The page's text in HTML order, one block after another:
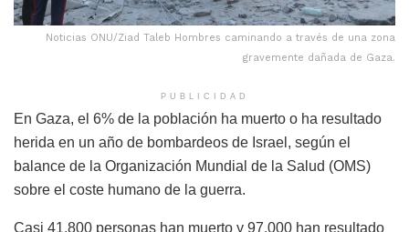
Noticias ONU/Ziad Taleb Hombres caminando a través de una zona
gravemente dañada de Gaza.
PUBLICIDAD
En Gaza, el 6% de la población ha muerto o ha resultado
herida en un año de bombardeos de Israel, según el
balance de la Organización Mundial de la Salud (OMS)
sobre el coste humano de la guerra.
Casi 41.800 personas han muerto y 97.000 han resultado